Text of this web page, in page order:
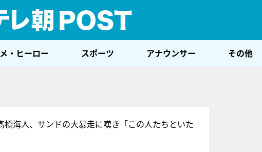
・ヒーロー スポーツ アナウンサー その他
橋海人、サンドの大暴走に嘆き「この人たちといた